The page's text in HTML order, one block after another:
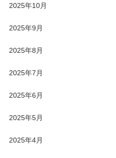
2025年10月
2025年9月
2025年8月
2025年7月
2025年6月
2025年5月
2025年4月